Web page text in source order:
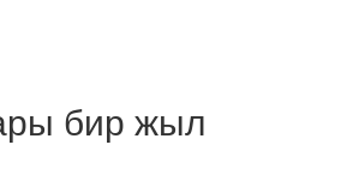
бир жыл